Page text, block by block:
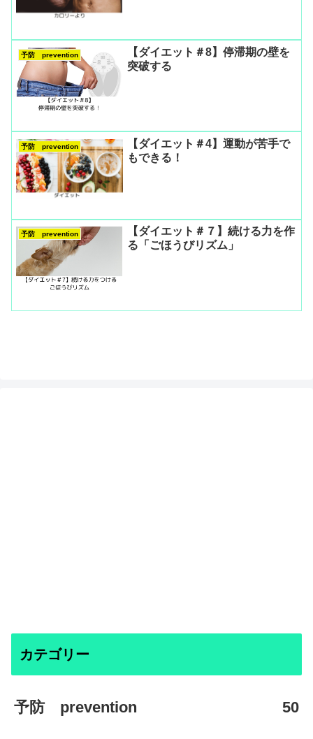
予防 prevention
【ダイエット＃8】停滞期の壁を
突破する
予防 prevention
【ダイエット＃4】運動が苦手で
もできる！
予防 prevention
【ダイエット＃７】続ける力を作
る「ごほうびリズム」
カテゴリー
予防 prevention 50